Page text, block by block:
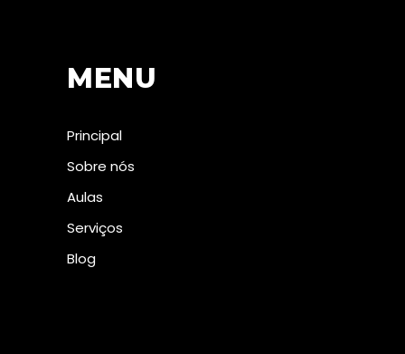
MENU
Principal
Sobre nós
Aulas
Serviços
Blog